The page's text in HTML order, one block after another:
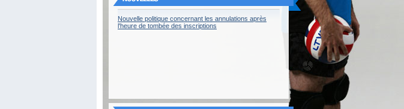
Nouvelle politique concernant les annulations après
l'heure de tombée des inscriptions